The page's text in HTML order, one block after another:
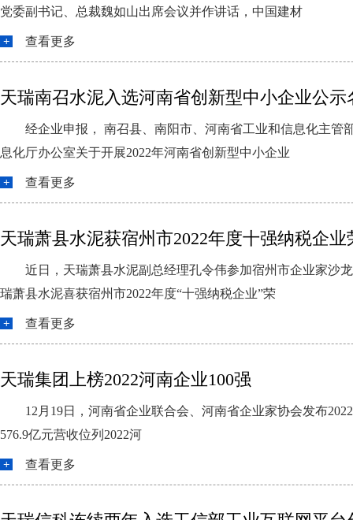
党委副书记、总裁魏如山出席会议并作讲话，中国建材
查看更多
天瑞南召水泥入选河南省创新型中小企业公示
经企业申报， 南召县、南阳市、河南省工业和信息化主管
息化厅办公室关于开展2022年河南省创新型中小企业
查看更多
天瑞萧县水泥获宿州市2022年度十强纳税企业
近日，天瑞萧县水泥副总经理孔令伟参加宿州市企业家沙
瑞萧县水泥喜获宿州市2022年度“十强纳税企业”荣
查看更多
天瑞集团上榜2022河南企业100强
12月19日，河南省企业联合会、河南省企业家协会发布
576.9亿元营收位列2022河
查看更多